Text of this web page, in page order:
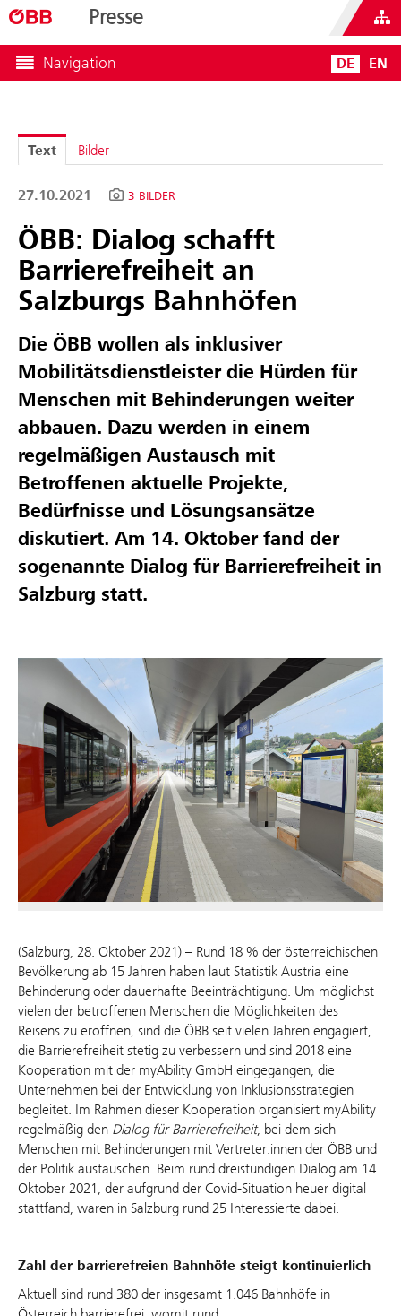
Presse
Navigation DE EN
Text Bilder
27.10.2021 3 BILDER
ÖBB: Dialog schafft
Barrierefreiheit an
Salzburgs Bahnhöfen
Die ÖBB wollen als inklusiver
Mobilitätsdienstleister die Hürden für
Menschen mit Behinderungen weiter
abbauen. Dazu werden in einem
regelmäßigen Austausch mit
Betroffenen aktuelle Projekte,
Bedürfnisse und Lösungsansätze
diskutiert. Am 14. Oktober fand der
sogenannte Dialog für Barrierefreiheit in
Salzburg statt.
(Salzburg, 28. Oktober 2021) – Rund 18 % der österreichischen
Bevölkerung ab 15 Jahren haben laut Statistik Austria eine
Behinderung oder dauerhafte Beeinträchtigung. Um möglichst
vielen der betroffenen Menschen die Möglichkeiten des
Reisens zu eröffnen, sind die ÖBB seit vielen Jahren engagiert,
die Barrierefreiheit stetig zu verbessern und sind 2018 eine
Kooperation mit der myAbility GmbH eingegangen, die
Unternehmen bei der Entwicklung von Inklusionsstrategien
begleitet. Im Rahmen dieser Kooperation organisiert myAbility
regelmäßig den Dialog für Barrierefreiheit, bei dem sich
Menschen mit Behinderungen mit Vertreter:innen der ÖBB und
der Politik austauschen. Beim rund dreistündigen Dialog am 14.
Oktober 2021, der aufgrund der Covid-Situation heuer digital
stattfand, waren in Salzburg rund 25 Interessierte dabei.
Zahl der barrierefreien Bahnhöfe steigt kontinuierlich
Aktuell sind rund 380 der insgesamt 1.046 Bahnhöfe in